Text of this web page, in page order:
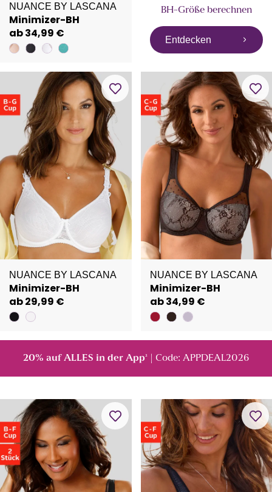
NUANCE BY LASCANA
Minimizer-BH
ab 34,99 €
BH-Größe berechnen
Entdecken
NUANCE BY LASCANA
Minimizer-BH
ab 29,99 €
NUANCE BY LASCANA
Minimizer-BH
ab 34,99 €
20% auf ALLES in der App² | Code: APPDEAL2026